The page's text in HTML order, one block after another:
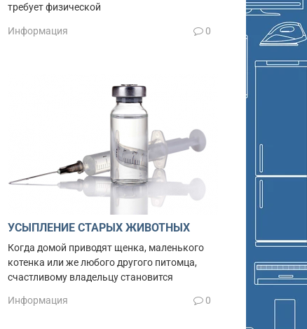
требует физической
Информация 0
УСЫПЛЕНИЕ СТАРЫХ ЖИВОТНЫХ
Когда домой приводят щенка, маленького
котенка или же любого другого питомца,
счастливому владельцу становится
Информация 0